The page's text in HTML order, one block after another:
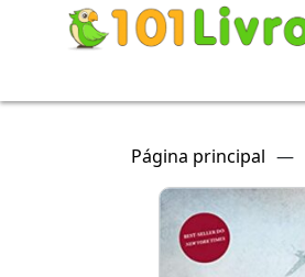
Página principal —